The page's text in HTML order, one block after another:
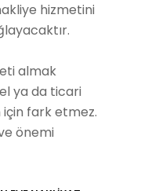
hizmetini
almak
ya da ticari
için fark etmez.
önemi